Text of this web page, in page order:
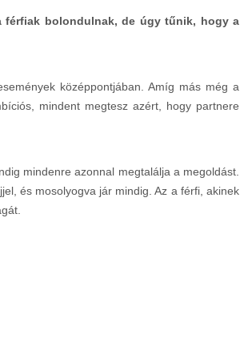
férfiak bolondulnak, de úgy tűnik, hogy a
középpontjában. Amíg más még a
mindent megtesz azért, hogy partnere
mindenre azonnal megtalálja a megoldást.
és mosolyogva jár mindig. Az a férfi, akinek